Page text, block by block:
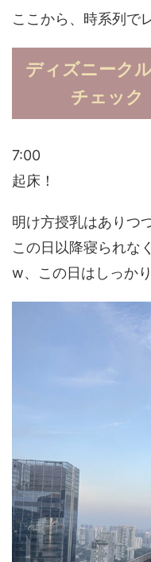
ここから、時系列で
ディズニーク
チェック
7:00
起床！
明け方授乳はありつ
この日以降寝られな
w、この日はしっかり